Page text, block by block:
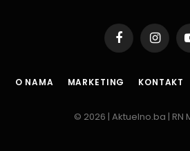
epidemiološke
kupalištima